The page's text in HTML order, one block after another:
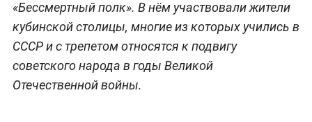
«Бессмертный полк». В нём участвовали жители
кубинской столицы, многие из которых учились в
СССР и с трепетом относятся к подвигу
советского народа в годы Великой
Отечественной войны.